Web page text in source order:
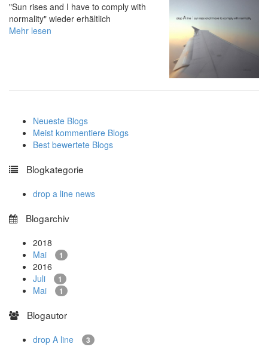
"Sun rises and I have to comply with
normality" wieder erhältlich
Mehr lesen
Neueste Blogs
Meist kommentiere Blogs
Best bewertete Blogs
Blogkategorie
drop a line news
Blogarchiv
2018
Mai
1
2016
Juli
1
Mai 1
Blogautor
drop A line 3